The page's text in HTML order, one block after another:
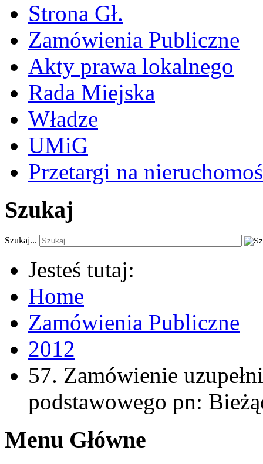
Strona Gł.
Zamówienia Publiczne
Akty prawa lokalnego
Rada Miejska
Władze
UMiG
Przetargi na
Szukaj
Szukaj...
Jesteś tutaj:
Home
Zamówienia Publiczne
2012
57. Zamówienie
podstawowego pn:
Menu Główne